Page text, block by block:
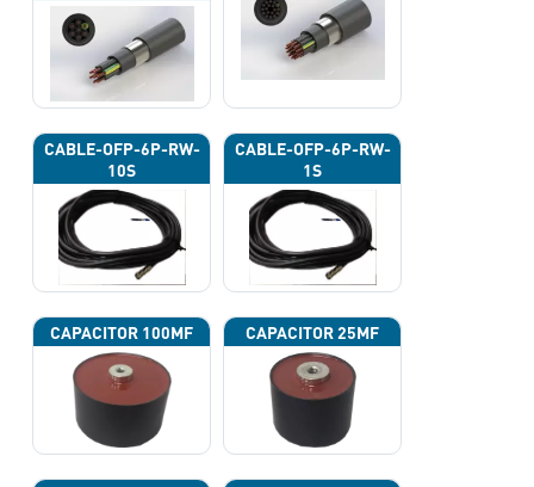
CABLE-OFP-6P-RW-
10S
CABLE-OFP-6P-RW-
1S
CAPACITOR 100ΜF CAPACITOR 25ΜF